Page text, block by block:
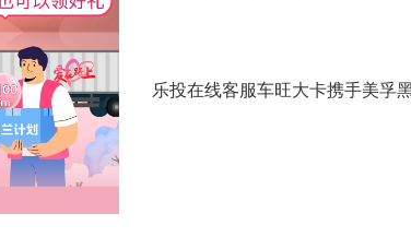
乐投在线客服车旺大卡携手美孚